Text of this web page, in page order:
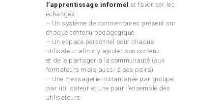
l’apprentissage informel et favoriser les
échanges :
– Un système de commentaires présent sur
chaque contenu pédagogique
– Un espace personnel pour chaque
utilisateur afin d’y ajouter son contenu
et de le partager à la communauté (aux
formateurs mais aussi à ses pairs)
– Une messagerie instantanée par groupe,
par utilisateur et une pour l’ensemble des
utilisateurs.